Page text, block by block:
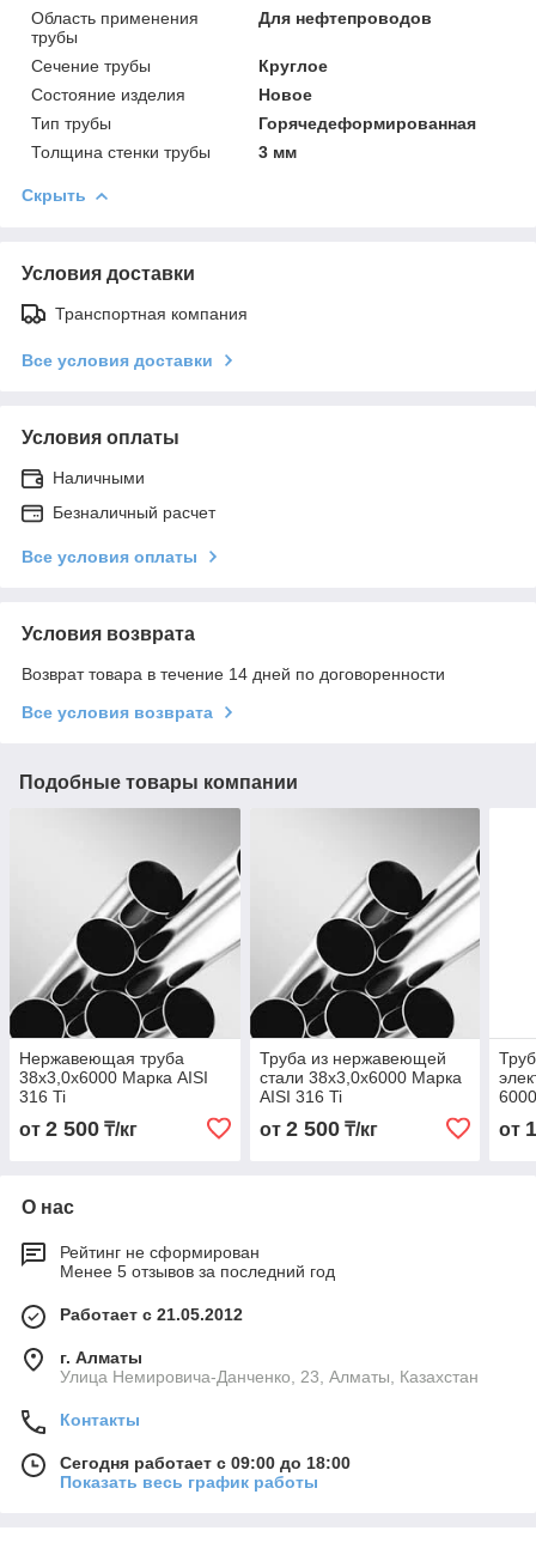
Область применения
трубы
Для нефтепроводов
Сечение трубы
Круглое
Состояние изделия
Новое
Тип трубы
Горячедеформированная
Толщина стенки трубы
3 мм
Скрыть
Условия доставки
Транспортная компания
Все условия доставки
Условия оплаты
Наличными
Безналичный расчет
Все условия оплаты
Условия возврата
Возврат товара в течение 14 дней по договоренности
Все условия возврата
Подобные товары компании
Нержавеющая труба
38х3,0х6000 Марка AISI
316 Ti
от 2 500 ₸/кг
Труба из нержавеющей
стали 38х3,0х6000 Марка
AISI 316 Ti
от 2 500₸/кг от
О нас
Рейтинг не сформирован
Менее 5 отзывов за последний год
Работает с 21.05.2012
г. Алматы
Улица Немировича-Данченко, 23, Алматы, Казахстан
Контакты
Сегодня работает с 09:00 до 18:00
Показать весь график работы